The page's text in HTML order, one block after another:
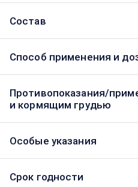
Состав
Способ применения и
Противопоказания/
и кормящим грудью
Особые указания
Срок годности